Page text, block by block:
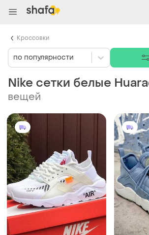
Nike сетки белые
вещей
по популярности
Кроссовки